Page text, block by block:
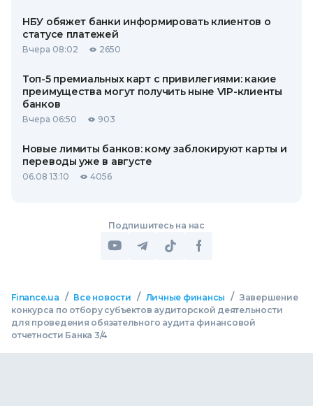
НБУ обяжет банки информировать клиентов о
статусе платежей
Вчера 08:02 2650
Топ-5 премиальных карт с привилегиями: какие
преимущества могут получить ныне VIP-клиенты
банков
Вчера 06:50 903
Новые лимиты банков: кому заблокируют карты и
переводы уже в августе
06.08 13:10 4056
Подпишитесь на нас
Finance.ua / Все новости / Личные финансы / Завершение
конкурса по отбору субъектов аудиторской деятельности
для проведения обязательного аудита финансовой
отчетности Банка 3/4